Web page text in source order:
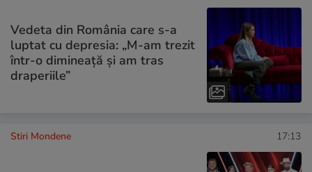
Vedeta din România care s-a
luptat cu depresia: „M-am trezit
într-o dimineață și am tras
draperiile”
Stiri Mondene 17:13